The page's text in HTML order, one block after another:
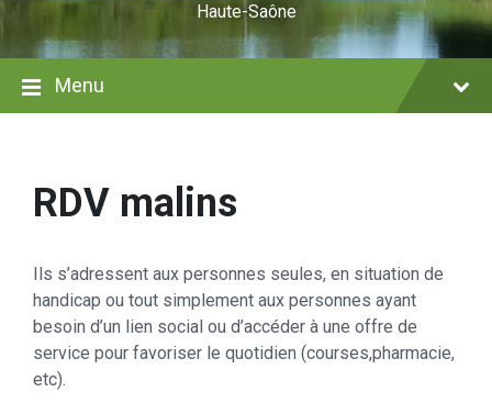
Haute-Saône
Menu
RDV malins
Ils s’adressent aux personnes seules, en situation de
handicap ou tout simplement aux personnes ayant
besoin d’un lien social ou d’accéder à une offre de
service pour favoriser le quotidien (courses,pharmacie,
etc).